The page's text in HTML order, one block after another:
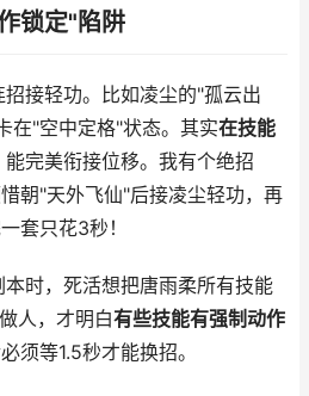
锁定"陷阱
接轻功。比如凌尘的"孤云出
在"空中定格"状态。其实在技能
能完美衔接位移。我有个绝招
朝"天外飞仙"后接凌尘轻功，再
套只花3秒！
时，死活想把唐雨柔所有技能
人，才明白有些技能有强制动作
须等1.5秒才能换招。